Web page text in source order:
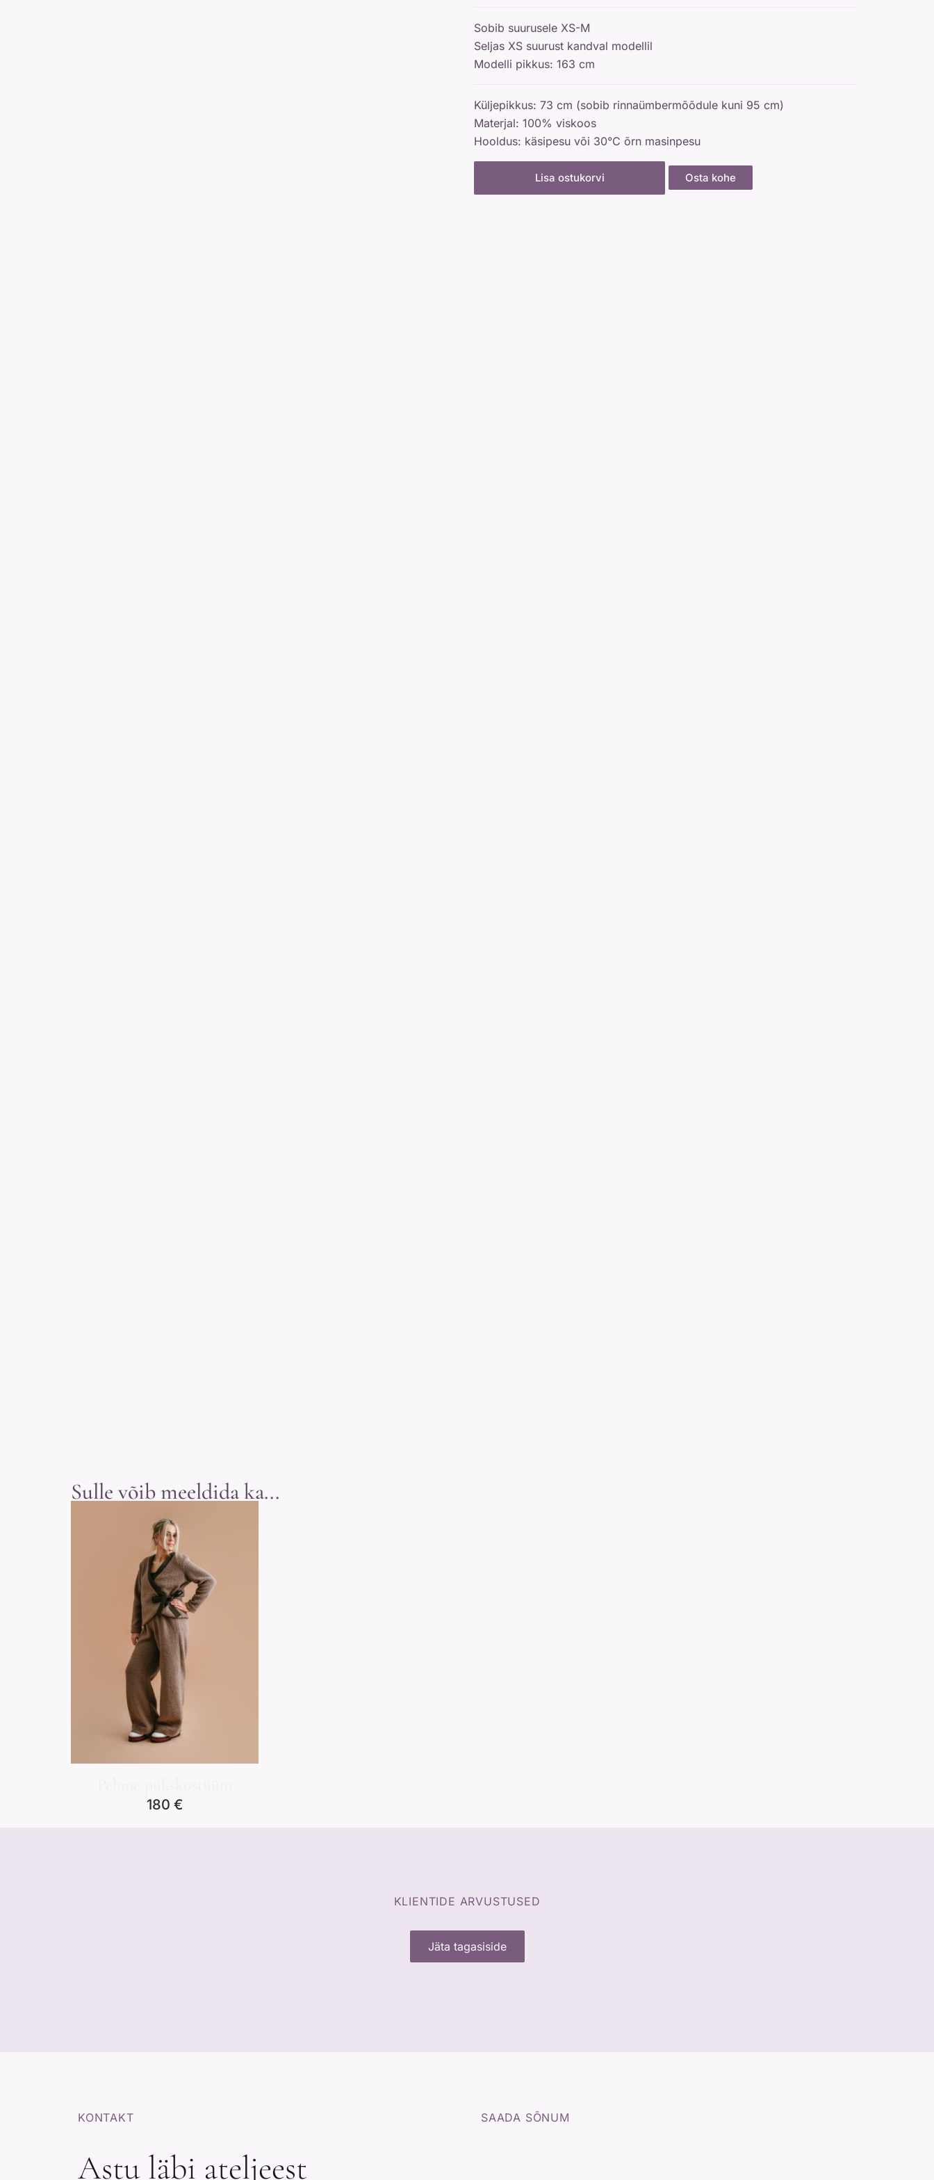
Sobib suurusele XS-M
Seljas XS suurust kandval modellil
Modelli pikkus: 163 cm
Küljepikkus: 73 cm (sobib rinnaümbermõõdule kuni 95 cm)
Materjal: 100% viskoos
Hooldus: käsipesu või 30°C õrn masinpesu
Lisa ostukorvi Osta kohe
Sulle võib meeldida ka...
180 €
KLIENTIDE ARVUSTUSED
Jäta tagasiside
KONTAKT
Astu läbi ateljeest
SAADA SÕNUM